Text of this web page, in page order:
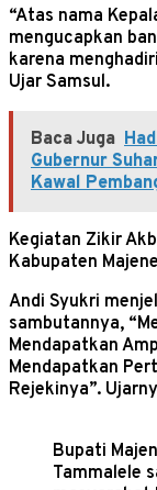
“Atas nama
mengucapkan
karena
Ujar Samsul.
Baca Juga
Gubernur
Kawal
Kegiatan Zikir
Kabupaten
Andi Syukri
sambutannya,
Mendapatkan
Mendapatkan
Rejekinya”.
Bupati
Tammalele